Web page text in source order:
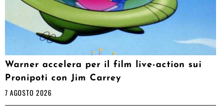
Warner accelera per il film live-action sui
Pronipoti con Jim Carrey
7 AGOSTO 2026